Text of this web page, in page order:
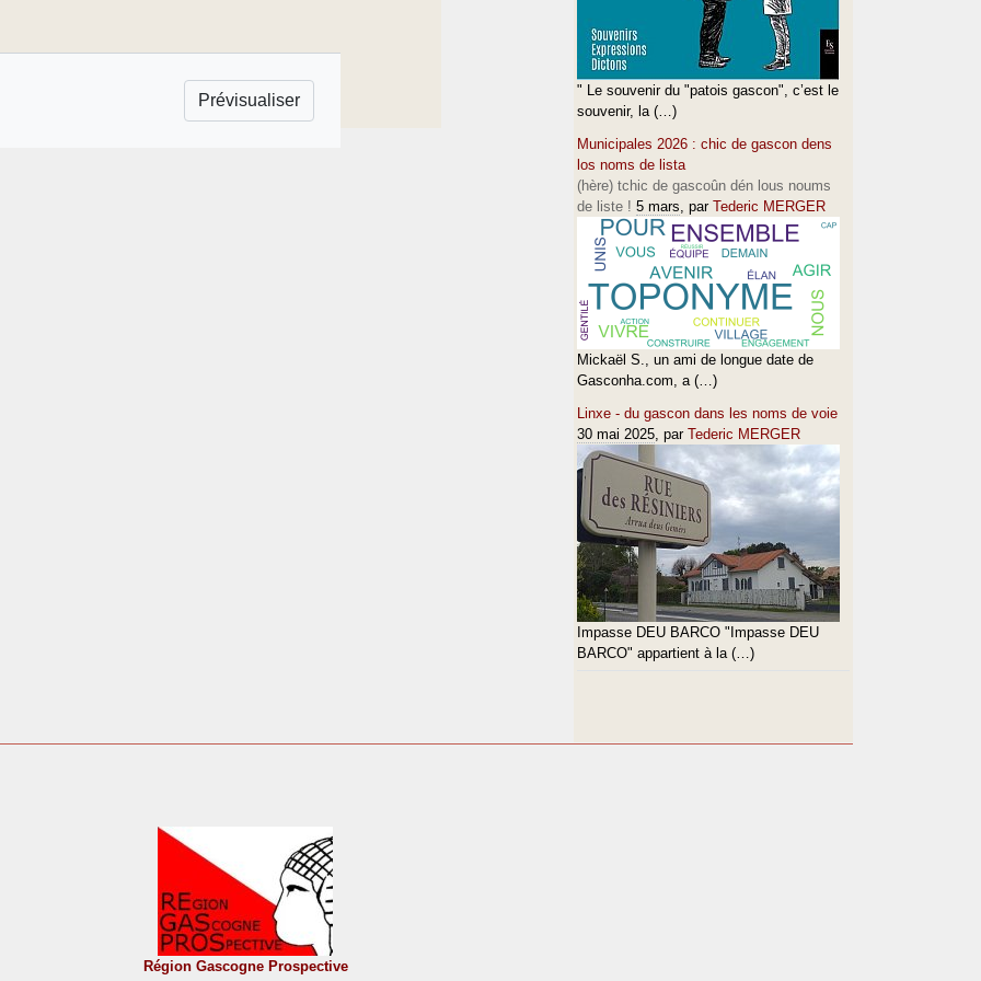
" Le souvenir du "patois gascon", c’est le
souvenir, la (…)
Municipales 2026 : chic de gascon dens
los noms de lista
(hère) tchic de gascoûn dén lous noums
de liste ! 5 mars, par Tederic MERGER
Mickaël S., un ami de longue date de
Gasconha.com, a (…)
Linxe - du gascon dans les noms de voie
30 mai 2025, par Tederic MERGER
Impasse DEU BARCO "Impasse DEU
BARCO" appartient à la (…)
Région Gascogne Prospective